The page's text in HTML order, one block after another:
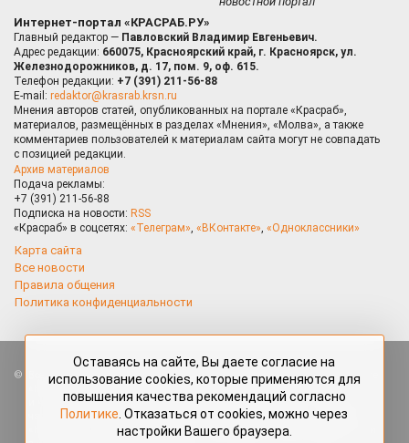
Интернет-портал «КРАСРАБ.РУ»
Главный редактор — Павловский Владимир Евгеньевич.
Адрес редакции: 660075, Красноярский край, г. Красноярск, ул.
Железнодорожников, д. 17, пом. 9, оф. 615.
Телефон редакции: +7 (391) 211-56-88
E-mail: redaktor@krasrab.krsn.ru
Мнения авторов статей, опубликованных на портале «Красраб»,
материалов, размещённых в разделах «Мнения», «Молва», а также
комментариев пользователей к материалам сайта могут не совпадать
с позицией редакции.
Архив материалов
Подача рекламы:
+7 (391) 211-56-88
Подписка на новости: RSS
«Красраб» в соцсетях: «Телеграм», «ВКонтакте», «Одноклассники»
Карта сайта
Все новости
Правила общения
Политика конфиденциальности
Все права защищены. Любые материалы, размещённые на портале
«Красраб.ру» сотрудниками редакции, нештатными авторами
и читателями, являются объектами авторского права. Полное или
частичное использование материалов, размещённых на портале
«Красраб.ру», допускается только с письменного согласия редакции
Оставаясь на сайте, Вы даете согласие на
использование cookies, которые применяются для
повышения качества рекомендаций согласно
Политике . Отказаться от cookies, можно через
настройки Вашего браузера.